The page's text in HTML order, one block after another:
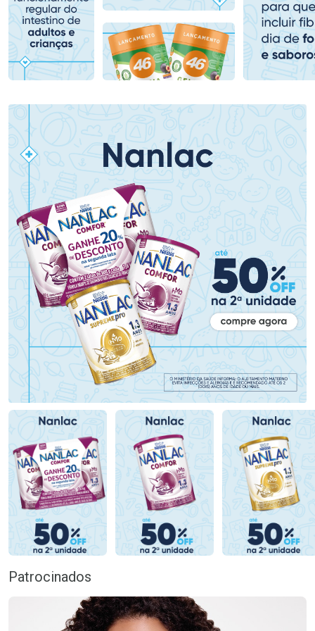
Comprar sem Desconto
Por R$ 389,99/cada
Comprar sem Desconto
Por R$ 389,99/cada
Comprar sem Desconto
Por R$ 69,59/cada
Comprar sem Desconto
Por R$ 69,59/cada
Patrocinados